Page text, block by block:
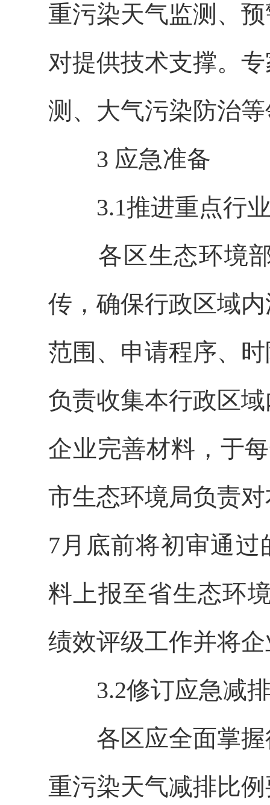
重污染天气监测、
对提供技术支撑。
测、大气污染防治
3 应急准备
3.1推进重点行业
各区生态环境部
传，确保行政区域
范围、申请程序、
负责收集本行政区
企业完善材料，于
市生态环境局负责
7月底前将初审通
料上报至省生态环
绩效评级工作并将
3.2修订应急减
各区应全面掌握
重污染天气减排比